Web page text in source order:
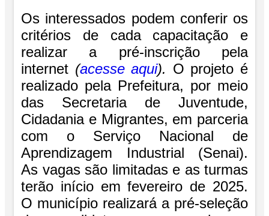
Os interessados podem conferir os
critérios de cada capacitação e
realizar a pré-inscrição pela
internet (acesse aqui). O projeto é
realizado pela Prefeitura, por meio
das Secretaria de Juventude,
Cidadania e Migrantes, em parceria
com o Serviço Nacional de
Aprendizagem Industrial (Senai).
As vagas são limitadas e as turmas
terão início em fevereiro de 2025.
O município realizará a pré-seleção